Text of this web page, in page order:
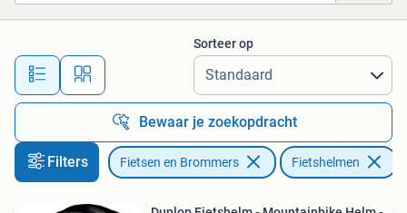
Alle afstanden…
Sorteer op
Bewaar je zoekopdracht
Filters Fietsen en Brommers Fietshelmen